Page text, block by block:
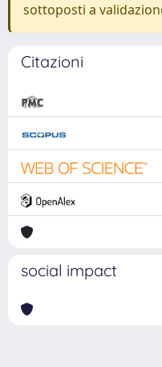
sottoposti a
Citazioni
social impact